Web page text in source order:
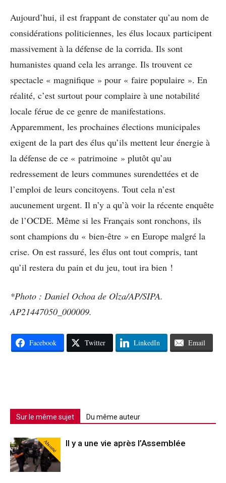
Aujourd’hui, il est frappant de constater qu’au nom de
considérations politiciennes, les élus locaux participent
massivement à la défense de la corrida. Ils sont
humanistes quand cela les arrange. Ils trouvent ce
spectacle « magnifique » pour « faire populaire ». En
réalité, c’est surtout pour complaire à une notabilité
locale férue de ce genre de manifestations.
Apparemment, les prochaines élections municipales
exigent de la part des élus qu’ils mettent leur énergie à
la défense de ce « patrimoine » plutôt qu’au
redressement de leurs communes surendettées et de
l’emploi de leurs concitoyens. Tout cela n’est
aucunement urgent. Il n’y a qu’à voir la récente enquête
de l’OCDE. Même si les Français sont ronchons, ils
sont champions du « bien-être » en Europe malgré la
crise. On est rassuré, les élus ont tout compris, tant
qu’il restera du pain et du jeu, tout ira bien !
*Photo : Daniel Ochoa de Olza/AP/SIPA.
AP21447050_000009.
Facebook Twitter LinkedIn Email
Sur le même sujet Du même auteur
Abonné Il y a une vie après l’Assemblée